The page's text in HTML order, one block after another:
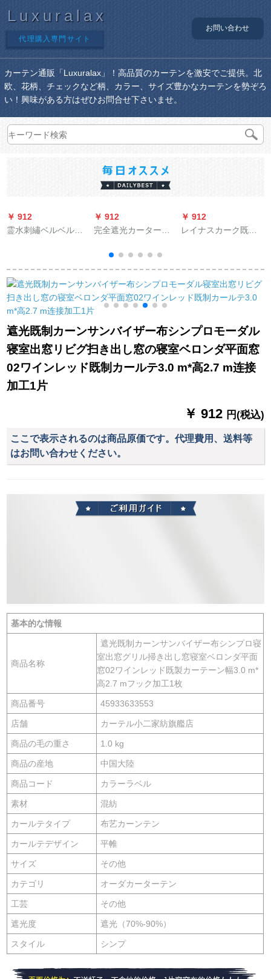
Luxuralax
代理購入専門サイト
お問い合わせ
カーテン通販「Luxuralax」！高品質のカーテンを激安でご提供。北
欧、花柄、チェックなど柄、カラー、サイズ豊かなカーテンを勢ぞろ
い！興味がある方はぜひお問合せ下さいませ。
￥ 912
霊水刺繡ベルベルベ
ンズ风の无いつぎわ
わわ厚手カーリング
寝室书房出窓既制カ
ーターテーテテンン
ンライトブルー+米色
のつぼ
￥ 912
完全遮光カーターテ
ーン既制カーターの
厚い手UVカート断热
出窓遮光布シプロモ
は2.8枚x 2.5高【通常
暗号化両面银】単独
使用
￥ 912
レイナスカーク既製
レンターム不要カー
ン不要カーン完全遮
光カーン寝室断熱カ
緑+伸縮ロッドセムス
1.2*1.5高(単項)
遮光既制カーンサンバイザー布シンプロモーダル
寝室出窓リビグ扫き出し窓の寝室ベロンダ平面窓
02ワインレッド既制カールテ3.0 m*高2.7 m连接
加工1片
￥ 912 円(税込)
ここで表示されるのは商品原価です。代理費用、送料等
はお問い合わせください。
基本的な情報
商品名称
遮光既制カーンサンバイザー布シンプロ寝
室出窓グリル掃き出し窓寝室ベロンダ平面
窓02ワインレッド既製カーテーン幅3.0 m*
高2.7 mフック加工1枚
商品番号 45933633553
店舗 カーテル小二家紡旗艦店
商品の毛の重さ 1.0 kg
商品の産地 中国大陸
商品コード カラーラベル
素材 混紡
カールテタイプ 布艺カーンテン
カールテデザイン 平帷
サイズ その他
カテゴリ オーダカーターテン
工芸 その他
遮光度 遮光（70%-90%）
スタイル シンプ